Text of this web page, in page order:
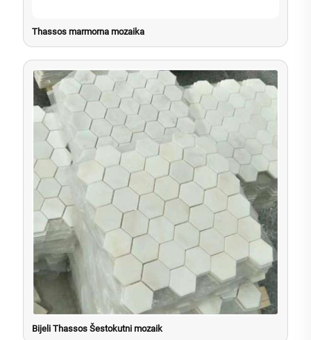
Thassos marmorna mozaika
Bijeli Thassos Šestokutni mozaik